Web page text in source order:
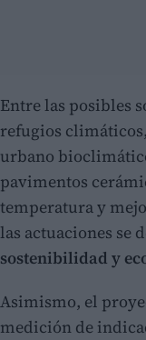
Entre las posibles
refugios
urbano
pavimentos
temperatura y
las actuaciones se
sostenibilidad y
Asimismo, el
medición de